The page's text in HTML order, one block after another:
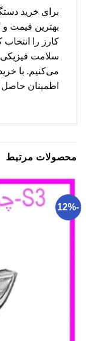
بهترین قیمت
کارز را
می‌کنیم. با
اطمینان حاصل
محصولات مرتبط
-12%